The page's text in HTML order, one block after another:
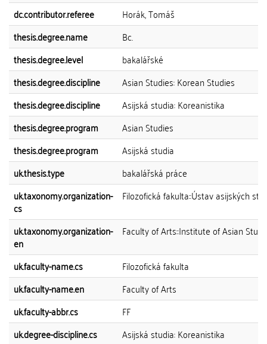
dc.contributor.referee
Horák, Tomáš
thesis.degree.name
Bc.
thesis.degree.level
bakalářské
thesis.degree.discipline
Asian Studies: Korean Studies
thesis.degree.discipline
Asijská studia: Koreanistika
thesis.degree.program
Asian Studies
thesis.degree.program
Asijská studia
uk.thesis.type
bakalářská práce
uk.taxonomy.organization-
cs
Filozofická fakulta::Ústav asijských
uk.taxonomy.organization-
en
Faculty of Arts::Institute of Asian
uk.faculty-name.cs
Filozofická fakulta
uk.faculty-name.en
Faculty of Arts
uk.faculty-abbr.cs
FF
uk.degree-discipline.cs
Asijská studia: Koreanistika